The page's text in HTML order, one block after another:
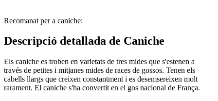
Recomanat per a caniche:
Descripció detallada de Caniche
Els caniche es troben en varietats de tres mides que s'estenen a
través de petites i mitjanes mides de races de gossos. Tenen els
cabells llargs que creixen constantment i es desemsereixen molt
rarament. El caniche s'ha convertit en el gos nacional de França.